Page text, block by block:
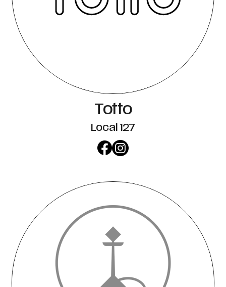
Totto
Local 127